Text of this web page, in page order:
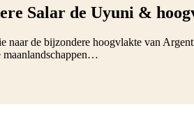
Salar de Uyuni &
naar de bijzondere hoogvlakte van
maanlandschappen…